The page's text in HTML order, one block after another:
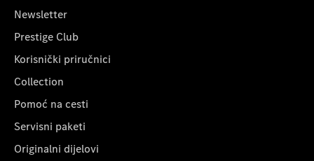
Newsletter
Prestige Club
Korisnički priručnici
Collection
Pomoć na cesti
Servisni paketi
Originalni dijelovi